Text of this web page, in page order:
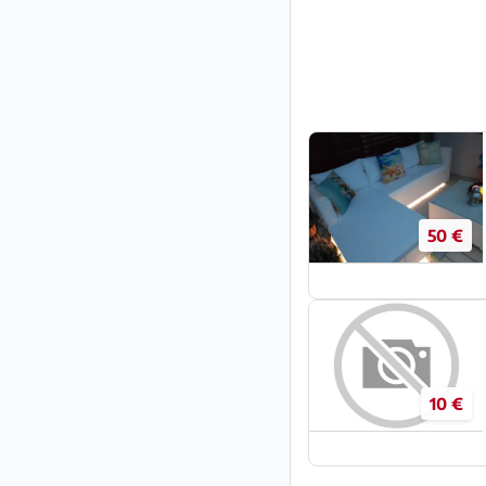
50 €
10 €